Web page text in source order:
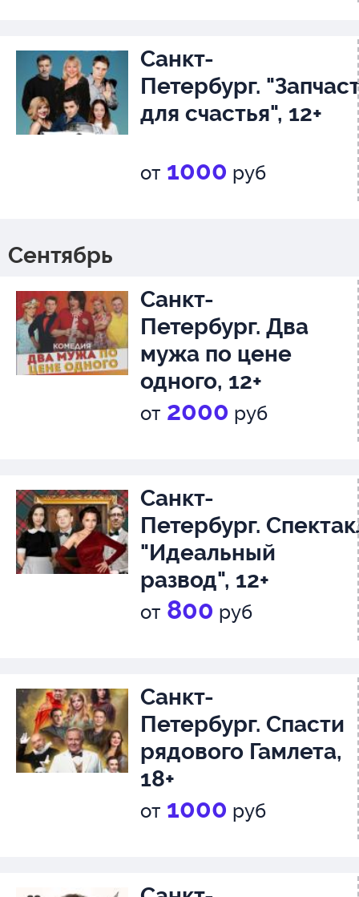
Санкт-
Петербург.
для счастья", 12+
от 1000 руб
Сентябрь
Санкт-
Петербург. Два
мужа по цене
одного, 12+
от 2000 руб
Санкт-
Петербург.
"Идеальный
развод", 12+
от 800 руб
Санкт-
Петербург. Спасти
рядового Гамлета,
18+
от 1000 руб